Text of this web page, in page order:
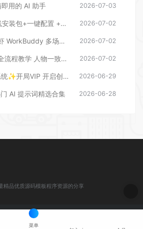
用的 AI 助手 2026-07-03
Codex完整版离线安装包+一键配置 +进阶ccswitch 软件包+基础引导教程 2026-07-02
【2026】腾讯龙虾 WorkBuddy 多场景 AI 办公新范式实战 2026-07-02
AI真人版MV制作全流程教学 人物一致性技巧（视频文档） 2026-07-02
AI漫剧批量生成系统✨开局VIP 开启创作自由 2026-06-29
AI 提示词精选合集 2026-06-28
精品优质源码模板程序资源的分享
& . All rights reserved
菜单